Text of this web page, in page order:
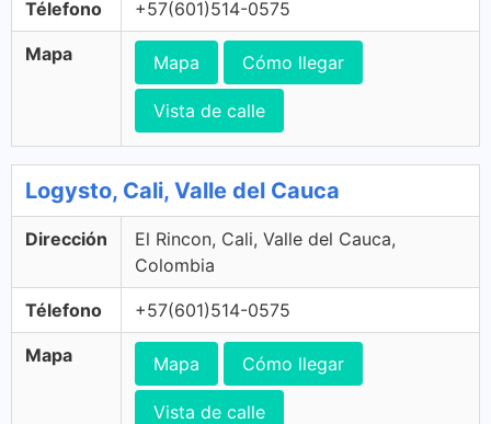
Télefono +57(601)514-0575
Mapa Mapa Cómo llegar
Vista de calle
Logysto, Cali, Valle del Cauca
Dirección
El Rincon, Cali, Valle del Cauca,
Colombia
Télefono +57(601)514-0575
Mapa Mapa Cómo llegar
Vista de calle